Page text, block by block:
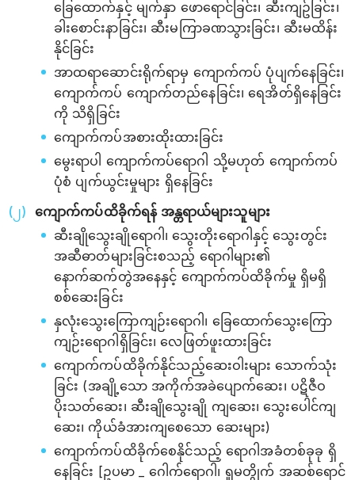
ခြေထောက်နှင့် မျက်နှာ ဖောရောင်ခြင်း၊ ဆီးကျဥ်ခြင်း၊
ခါးစောင်းနာခြင်း၊ ဆီးမကြာခဏသွားခြင်း၊ ဆီးမထိန်း
နိုင်ခြင်း
အာထရာဆောင်းရိုက်ရာမှ ကျောက်ကပ် ပုံပျက်နေခြင်း၊
ကျောက်ကပ် ကျောက်တည်နေခြင်း၊ ရေအိတ်ရှိနေခြင်း
ကို သိရှိခြင်း
ကျောက်ကပ်အစားထိုးထားခြင်း
မွေးရာပါ ကျောက်ကပ်ရောဂါ သို့မဟုတ် ကျောက်ကပ်
ပုံစံ ပျက်ယွင်းမှုများ ရှိနေခြင်း
ကျောက်ကပ်ထိခိုက်ရန် အန္တရာယ်များသူများ
ဆီးချိုသွေးချိုရောဂါ၊ သွေးတိုးရောဂါနှင့် သွေးတွင်း
အဆီဓာတ်များခြင်းစသည့် ရောဂါများ၏
နောက်ဆက်တွဲအနေနှင့် ကျောက်ကပ်ထိခိုက်မှု ရှိမရှိ
စစ်ဆေးခြင်း
နှလုံးသွေးကြောကျဉ်းရောဂါ၊ ခြေထောက်သွေးကြော
ကျဉ်းရောဂါရှိခြင်း၊ လေဖြတ်ဖူးထားခြင်း
ကျောက်ကပ်ထိခိုက်နိုင်သည့်ဆေးဝါးများ သောက်သုံး
ခြင်း (အချို့သော အကိုက်အခဲပျောက်ဆေး၊ ပဋိဇီဝ
ပိုးသတ်ဆေး၊ ဆီးချိုသွေးချို ကျဆေး၊ သွေးပေါင်ကျ
ဆေး၊ ကိုယ်ခံအားကျစေသော ဆေးများ)
‌ကျောက်ကပ်ထိခိုက်စေနိုင်သည့် ရောဂါအခံတစ်ခုခု ရှိ
နေခြင်း [ဥပမာ _ ဂေါက်ရောဂါ၊ ရူမတွိုက် အဆစ်ရောင်